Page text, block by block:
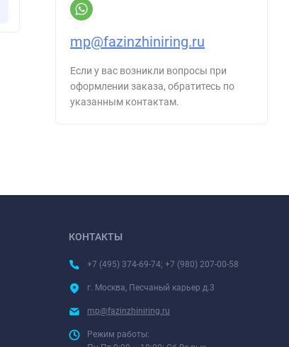
mp@fazinzhiniring.ru
Если у вас возникли вопросы при
оформлении заказа, обратитесь по
указанным контактам.
КОНТАКТЫ
+7 (495) 374-69-74; +7 (980) 207-00-58
г. Москва, Песчаный карьер д.3
mp@fazinzhiniring.ru
Режим работы: